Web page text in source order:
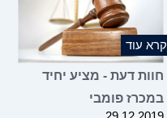
קרא עוד
חוות דעת - מציע יחיד
במכרז פומבי